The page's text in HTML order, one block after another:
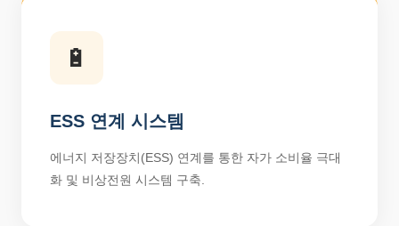
🔋
ESS 연계 시스템
에너지 저장장치(ESS) 연계를 통한 자가 소비율 극대
화 및 비상전원 시스템 구축.